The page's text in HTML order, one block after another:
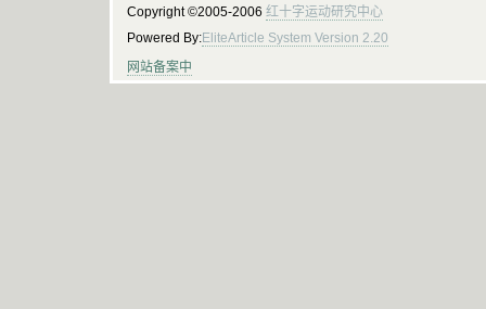
Copyright ©2005-2006 红十字运动研究中心
Powered By:EliteArticle System Version 2.20
网站备案中